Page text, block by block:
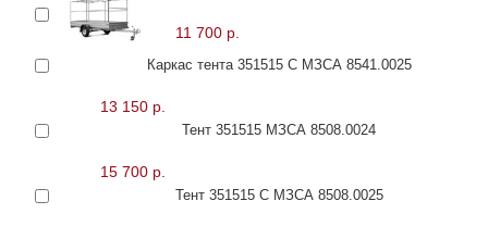
11 700 р.
Каркас тента 351515 С МЗСА 8541.0025
13 150 р.
Тент 351515 МЗСА 8508.0024
15 700 р.
Тент 351515 С МЗСА 8508.0025